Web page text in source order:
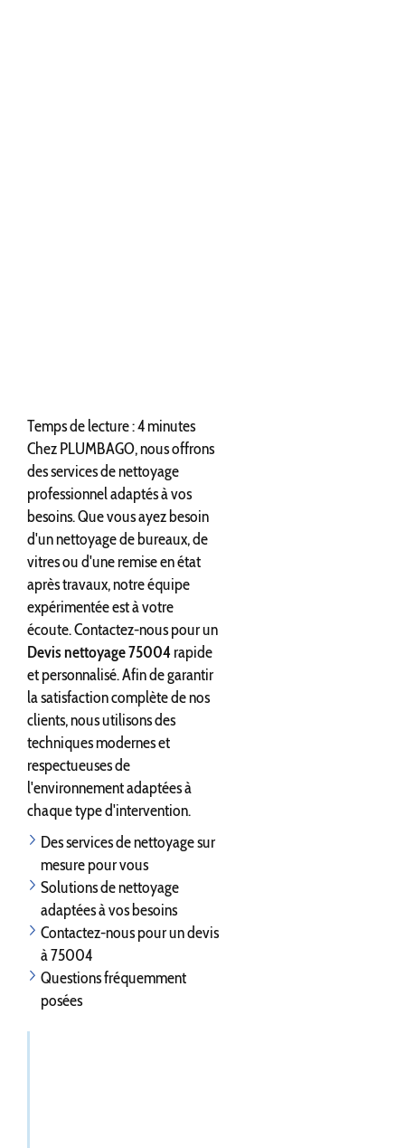
Temps de lecture : 4 minutes
Chez PLUMBAGO, nous offrons
des services de nettoyage
professionnel adaptés à vos
besoins. Que vous ayez besoin
d'un nettoyage de bureaux, de
vitres ou d'une remise en état
après travaux, notre équipe
expérimentée est à votre
écoute. Contactez-nous pour un
Devis nettoyage 75004 rapide
et personnalisé. Afin de garantir
la satisfaction complète de nos
clients, nous utilisons des
techniques modernes et
respectueuses de
l'environnement adaptées à
chaque type d'intervention.
Des services de nettoyage sur
mesure pour vous
Solutions de nettoyage
adaptées à vos besoins
Contactez-nous pour un devis
à 75004
Questions fréquemment
posées